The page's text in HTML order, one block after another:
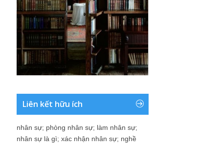
Liên kết hữu ích
nhân sự; phòng nhân sự; làm nhân sự;
nhân sự là gì; xác nhận nhân sự; nghề